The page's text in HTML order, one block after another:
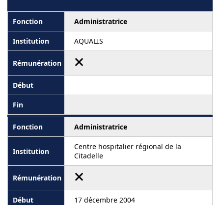
Administratrice
AQUALIS
Administratrice
Centre hospitalier régional de la
Citadelle
17 décembre 2004